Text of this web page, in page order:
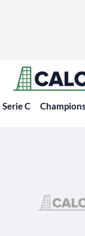
Serie C Champions